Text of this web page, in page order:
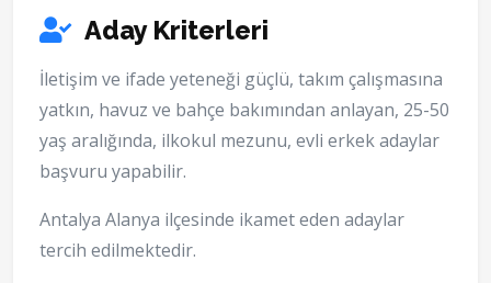
Aday Kriterleri
İletişim ve ifade yeteneği güçlü, takım çalışmasına
yatkın, havuz ve bahçe bakımından anlayan, 25-50
yaş aralığında, ilkokul mezunu, evli erkek adaylar
başvuru yapabilir.
Antalya Alanya ilçesinde ikamet eden adaylar
tercih edilmektedir.